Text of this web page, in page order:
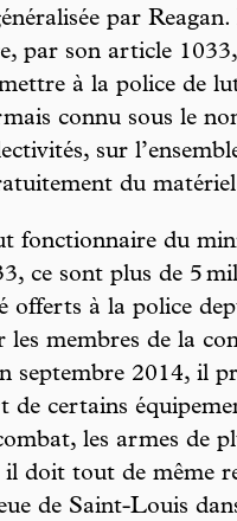
par
par son article
à la police de
connu sous le
sur
du
fonctionnaire du
ce sont plus de 5
à la police
les membres de la
septembre 2014, il
certains
les armes de
doit tout de même
de Saint-Louis